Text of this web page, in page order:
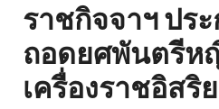
ราชกิจจาฯ ปร
ถอดยศพันตรีห
เครื่องราชอิส